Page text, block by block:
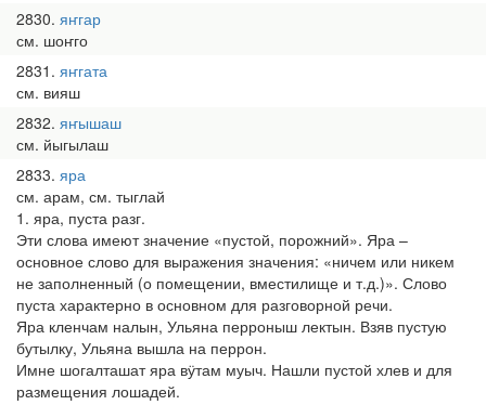
2830 яҥгар
см. шоҥго
2831 яҥгата
см. вияш
2832 яҥышаш
см. йыгылаш
2833 яра
см. арам, см. тыглай
1. яра, пуста разг.
Эти слова имеют значение «пустой, порожний». Яра –
основное слово для выражения значения: «ничем или никем
не заполненный (о помещении, вместилище и т.д.)». Слово
пуста характерно в основном для разговорной речи.
Яра кленчам налын, Ульяна перроныш лектын. Взяв пустую
бутылку, Ульяна вышла на перрон.
Имне шогалташат яра вӱтам муыч. Нашли пустой хлев и для
размещения лошадей.